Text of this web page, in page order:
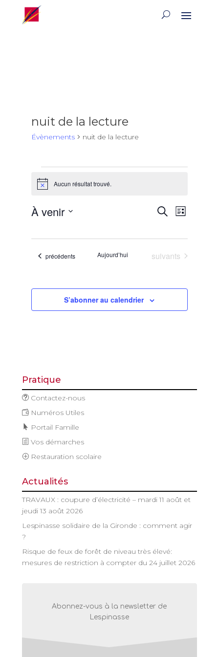
nuit de la lecture
Évènements nuit de la lecture
NoticeAucun résultat trouvé.
vues
Recherche
de
Liste
À venir
Évènements
précédents Aujourd’hui Évènements
suivants
S’abonner au calendrier
Pratique
Contactez-nous
Numéros Utiles
Portail Famille
Vos démarches
Restauration scolaire
Actualités
TRAVAUX : coupure d’électricité – mardi 11 août et
jeudi 13 août 2026
Lespinasse solidaire de la Gironde : comment agir
?
Risque de feux de forêt de niveau très élevé:
mesures de restriction à compter du 24 juillet 2026
Abonnez-vous à la newsletter de
Lespinasse